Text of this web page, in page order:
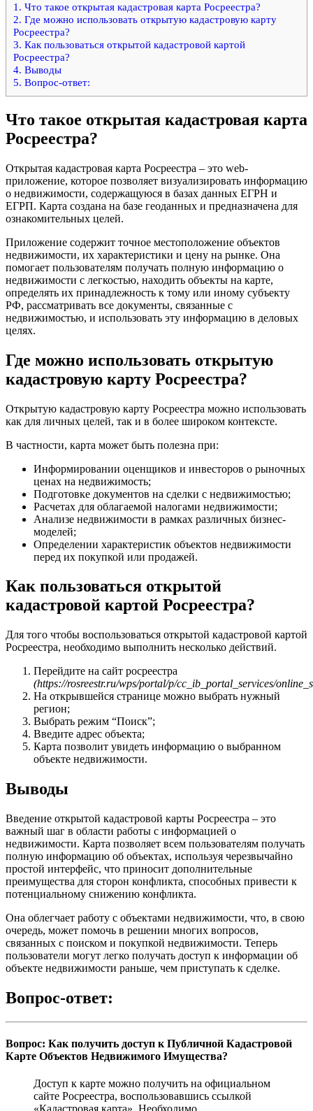
1. Что такое открытая кадастровая карта Росреестра?
2. Где можно использовать открытую кадастровую карту
Росреестра?
3. Как пользоваться открытой кадастровой картой
Росреестра?
4. Выводы
5. Вопрос-ответ:
Что такое открытая кадастровая карта
Росреестра?
Открытая кадастровая карта Росреестра – это web-
приложение, которое позволяет визуализировать информацию
о недвижимости, содержащуюся в базах данных ЕГРН и
ЕГРП. Карта создана на базе геоданных и предназначена для
ознакомительных целей.
Приложение содержит точное местоположение объектов
недвижимости, их характеристики и цену на рынке. Она
помогает пользователям получать полную информацию о
недвижимости с легкостью, находить объекты на карте,
определять их принадлежность к тому или иному субъекту
РФ, рассматривать все документы, связанные с
недвижимостью, и использовать эту информацию в деловых
целях.
Где можно использовать открытую
кадастровую карту Росреестра?
Открытую кадастровую карту Росреестра можно использовать
как для личных целей, так и в более широком контексте.
В частности, карта может быть полезна при:
Информировании оценщиков и инвесторов о рыночных
ценах на недвижимость;
Подготовке документов на сделки с недвижимостью;
Расчетах для облагаемой налогами недвижимости;
Анализе недвижимости в рамках различных бизнес-
моделей;
Определении характеристик объектов недвижимости
перед их покупкой или продажей.
Как пользоваться открытой
кадастровой картой Росреестра?
Для того чтобы воспользоваться открытой кадастровой картой
Росреестра, необходимо выполнить несколько действий.
Перейдите на сайт росреестра
(https://rosreestr.ru/wps/portal/p/cc_ib_portal_services/
На открывшейся странице можно выбрать нужный
регион;
Выбрать режим “Поиск”;
Введите адрес объекта;
Карта позволит увидеть информацию о выбранном
объекте недвижимости.
Выводы
Введение открытой кадастровой карты Росреестра – это
важный шаг в области работы с информацией о
недвижимости. Карта позволяет всем пользователям получать
полную информацию об объектах, используя черезвычайно
простой интерфейс, что приносит дополнительные
преимущества для сторон конфликта, способных привести к
потенциальному снижению конфликта.
Она облегчает работу с объектами недвижимости, что, в свою
очередь, может помочь в решении многих вопросов,
связанных с поиском и покупкой недвижимости. Теперь
пользователи могут легко получать доступ к информации об
объекте недвижимости раньше, чем приступать к сделке.
Вопрос-ответ:
Вопрос: Как получить доступ к Публичной Кадастровой
Карте Объектов Недвижимого Имущества?
Доступ к карте можно получить на официальном
сайте Росреестра, воспользовавшись ссылкой